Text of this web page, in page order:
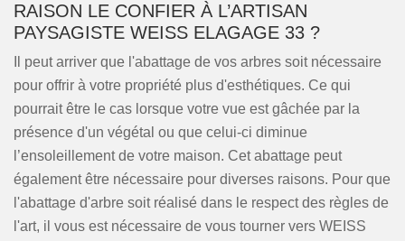
RAISON LE CONFIER À L’ARTISAN
PAYSAGISTE WEISS ELAGAGE 33 ?
Il peut arriver que l'abattage de vos arbres soit nécessaire
pour offrir à votre propriété plus d'esthétiques. Ce qui
pourrait être le cas lorsque votre vue est gâchée par la
présence d'un végétal ou que celui-ci diminue
l’ensoleillement de votre maison. Cet abattage peut
également être nécessaire pour diverses raisons. Pour que
l'abattage d'arbre soit réalisé dans le respect des règles de
l'art, il vous est nécessaire de vous tourner vers WEISS